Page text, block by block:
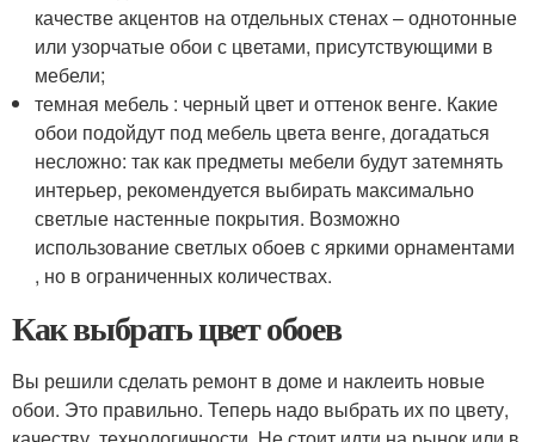
качестве акцентов на отдельных стенах – однотонные
или узорчатые обои с цветами, присутствующими в
мебели;
темная мебель : черный цвет и оттенок венге. Какие
обои подойдут под мебель цвета венге, догадаться
несложно: так как предметы мебели будут затемнять
интерьер, рекомендуется выбирать максимально
светлые настенные покрытия. Возможно
использование светлых обоев с яркими орнаментами
, но в ограниченных количествах.
Как выбрать цвет обоев
Вы решили сделать ремонт в доме и наклеить новые
обои. Это правильно. Теперь надо выбрать их по цвету,